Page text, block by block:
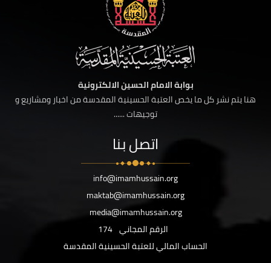
بوابة الامام الحسين الالكترونية
هنا يتم نشر كل ما يخص العتبة الحسينية المقدسة من اخبار ومشاريع و
توجيهات ......
اتصل بنا
info@imamhussain.org
maktab@imamhussain.org
media@imamhussain.org
الرقم المجاني 174
الحساب المالي للعتبة الحسينية المقدسة